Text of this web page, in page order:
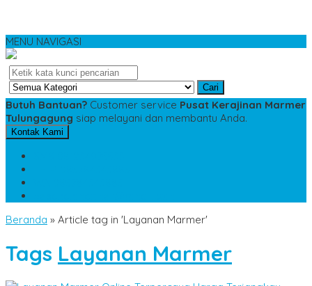
MENU NAVIGASI
Cari
Butuh Bantuan? Customer service Pusat Kerajinan Marmer
Tulungagung siap melayani dan membantu Anda.
Kontak Kami
Beranda » Article tag in 'Layanan Marmer'
Tags Layanan Marmer